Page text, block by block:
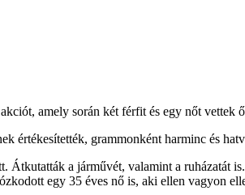
amely során két férfit és egy nőt vettek
értékesítették, grammonként harminc és
a járművét, valamint a ruházatát
egy 35 éves nő is, aki ellen vagyon